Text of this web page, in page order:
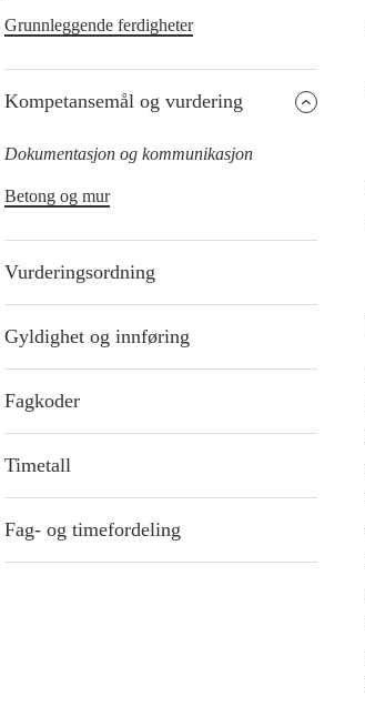
Grunnleggende ferdigheter
Kompetansemål og vurdering
Dokumentasjon og kommunikasjon
Betong og mur
Vurderingsordning
Gyldighet og innføring
Fagkoder
Timetall
Fag- og timefordeling